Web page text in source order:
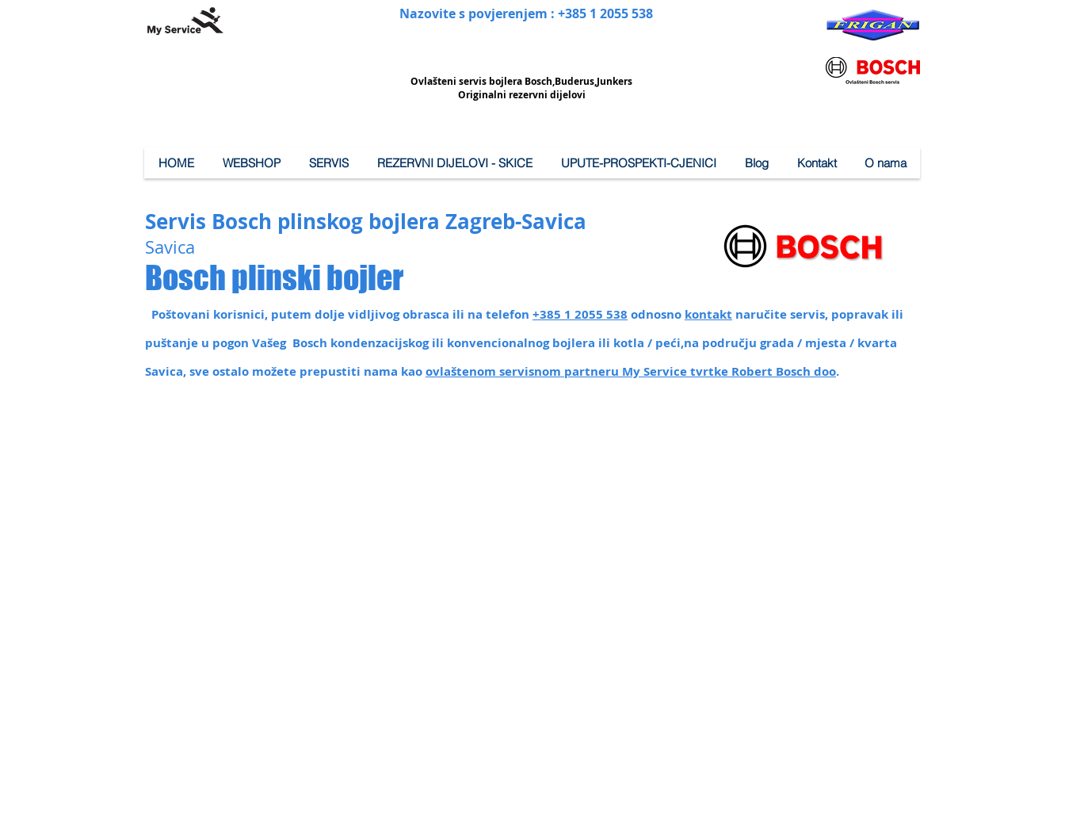
Nazovite s povjerenjem : +385 1 2055 538
Ovlašteni servis bojlera Bosch,Buderus,Junkers
Originalni rezervni dijelovi
HOME WEBSHOP SERVIS REZERVNI DIJELOVI - SKICE UPUTE-PROSPEKTI-CJENICI Blog Kontakt O nama
Servis Bosch plinskog bojlera Zagreb-Savica
Savica
Bosch plinski bojler
Poštovani korisnici, putem dolje vidljivog obrasca ili na telefon +385 1 2055 538 odnosno kontakt naručite servis, popravak ili
puštanje u pogon Vašeg Bosch kondenzacijskog ili konvencionalnog bojlera ili kotla / peći,na području grada / mjesta / kvarta
Savica, sve ostalo možete prepustiti nama kaoovlaštenom servisnom partneru My Service tvrtke Robert Bosch doo.